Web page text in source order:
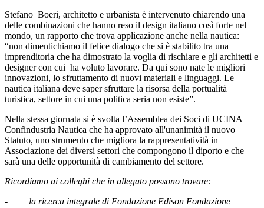
Stefano Boeri, architetto e urbanista è intervenuto chiarendo una
delle combinazioni che hanno reso il design italiano così forte nel
mondo, un rapporto che trova applicazione anche nella nautica:
“non dimentichiamo il felice dialogo che si è stabilito tra una
imprenditoria che ha dimostrato la voglia di rischiare e gli architetti e
designer con cui ha voluto lavorare. Da qui sono nate le migliori
innovazioni, lo sfruttamento di nuovi materiali e linguaggi. Le
nautica italiana deve saper sfruttare la risorsa della portualità
turistica, settore in cui una politica seria non esiste”.
Nella stessa giornata si è svolta l’Assemblea dei Soci di UCINA
Confindustria Nautica che ha approvato all'unanimità il nuovo
Statuto, uno strumento che migliora la rappresentatività in
Associazione dei diversi settori che compongono il diporto e che
sarà una delle opportunità di cambiamento del settore.
Ricordiamo ai colleghi che in allegato possono trovare:
- la ricerca integrale di Fondazione Edison Fondazione